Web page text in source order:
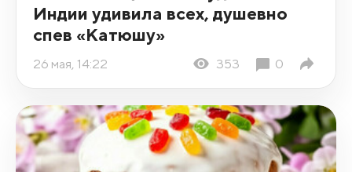
Индии удивила всех, душевно
спев «Катюшу»
26 мая, 14:22 353 0